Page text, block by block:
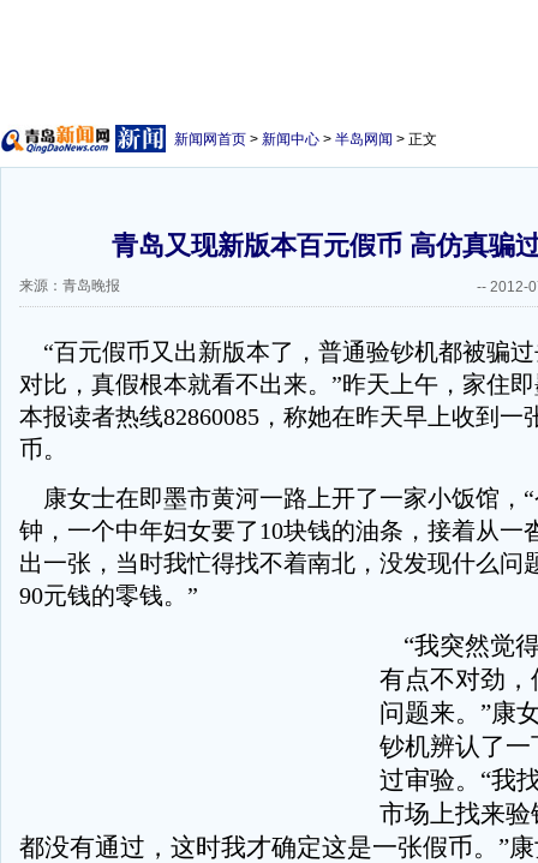
新闻网首页 > 新闻中心 > 半岛网闻 > 正文
青岛又现新版本百元假币 高仿真骗
来源：青岛晚报 -- 2012-
“百元假币又出新版本了，普通验钞机都被骗
对比，真假根本就看不出来。”昨天上午，家住
本报读者热线82860085，称她在昨天早上收到一
币。
康女士在即墨市黄河一路上开了一家小饭馆，
钟，一个中年妇女要了10块钱的油条，接着从一
出一张，当时我忙得找不着南北，没发现什么问
90元钱的零钱。”
“我突然觉
有点不对劲
问题来。”康
钞机辨认了
过审验。“我
市场上找来
都没有通过，这时我才确定这是一张假币。”